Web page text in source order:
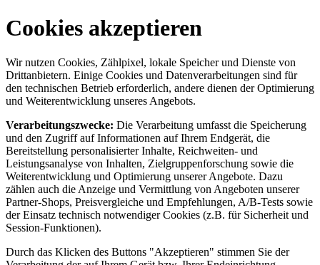
Cookies akzeptieren
Wir nutzen Cookies, Zählpixel, lokale Speicher und Dienste von
Drittanbietern. Einige Cookies und Datenverarbeitungen sind für
den technischen Betrieb erforderlich, andere dienen der Optimierung
und Weiterentwicklung unseres Angebots.
Verarbeitungszwecke: Die Verarbeitung umfasst die Speicherung
und den Zugriff auf Informationen auf Ihrem Endgerät, die
Bereitstellung personalisierter Inhalte, Reichweiten- und
Leistungsanalyse von Inhalten, Zielgruppenforschung sowie die
Weiterentwicklung und Optimierung unserer Angebote. Dazu
zählen auch die Anzeige und Vermittlung von Angeboten unserer
Partner-Shops, Preisvergleiche und Empfehlungen, A/B-Tests sowie
der Einsatz technisch notwendiger Cookies (z.B. für Sicherheit und
Session-Funktionen).
Durch das Klicken des Buttons "Akzeptieren" stimmen Sie der